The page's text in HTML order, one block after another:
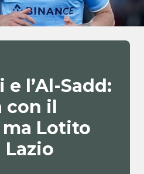
l’Al-Sadd:
con il
Lotito